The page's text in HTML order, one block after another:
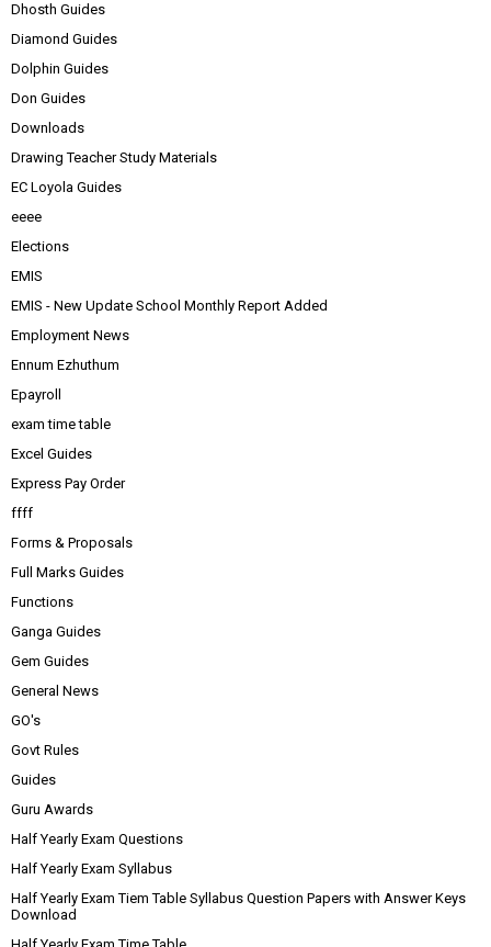
Dhosth Guides
Diamond Guides
Dolphin Guides
Don Guides
Downloads
Drawing Teacher Study Materials
EC Loyola Guides
eeee
Elections
EMIS
EMIS - New Update School Monthly Report Added
Employment News
Ennum Ezhuthum
Epayroll
exam time table
Excel Guides
Express Pay Order
ffff
Forms & Proposals
Full Marks Guides
Functions
Ganga Guides
Gem Guides
General News
GO's
Govt Rules
Guides
Guru Awards
Half Yearly Exam Questions
Half Yearly Exam Syllabus
Half Yearly Exam Tiem Table Syllabus Question Papers with Answer Keys
Download